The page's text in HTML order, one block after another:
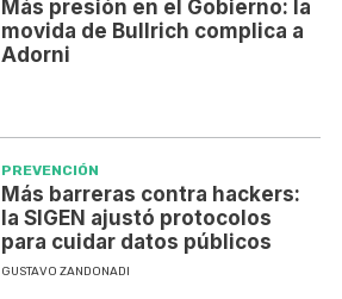
Más presión en el Gobierno: la
movida de Bullrich complica a
Adorni
PREVENCIÓN
Más barreras contra hackers:
la SIGEN ajustó protocolos
para cuidar datos públicos
GUSTAVO ZANDONADI